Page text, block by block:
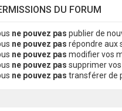
DU FORUM
ne pouvez pas publier de
ne pouvez pas répondre aux
ne pouvez pas modifier vos
ne pouvez pas supprimer
ne pouvez pas transférer de